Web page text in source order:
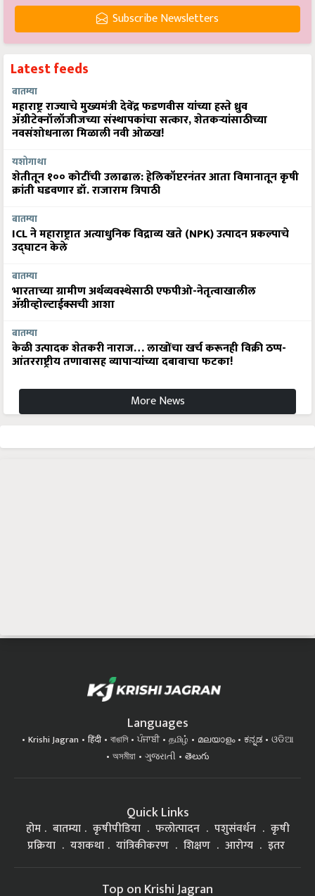
Subscribe Newsletters
Latest feeds
बातम्या
महाराष्ट्र राज्याचे मुख्यमंत्री देवेंद्र फडणवीस यांच्या हस्ते ध्रुव
ॲग्रीटेक्नॉलॉजीजच्या संस्थापकांचा सत्कार, शेतकऱ्यांसाठीच्या
नवसंशोधनाला मिळाली नवी ओळख!
यशोगाथा
शेतीतून १०० कोटींची उलाढाल: हेलिकॉप्टरनंतर आता विमानातून कृषी
क्रांती घडवणार डॉ. राजाराम त्रिपाठी
बातम्या
ICL ने महाराष्ट्रात अत्याधुनिक विद्राव्य खते (NPK) उत्पादन प्रकल्पाचे
उद्घाटन केले
बातम्या
भारताच्या ग्रामीण अर्थव्यवस्थेसाठी एफपीओ-नेतृत्वाखालील
अ‍ॅग्रीव्होल्टाईक्सची आशा
बातम्या
केळी उत्पादक शेतकरी नाराज… लाखोंचा खर्च करूनही विक्री ठप्प-
आंतरराष्ट्रीय तणावासह व्यापाऱ्यांच्या दबावाचा फटका!
More News
Languages
Krishi Jagran हिंदी বাঙালি ਪੰਜਾਬੀ தமிழ் മലയാളം ಕನ್ನಡ
ଓଡିଆ
অসমীয়া
ગુજરાતી తెలుగు
Quick Links
होम बातम्या कृषीपीडिया फलोत्पादन पशुसंवर्धन
कृषी
प्रक्रिया
यशकथा यांत्रिकीकरण शिक्षण आरोग्य इतर
Top on Krishi Jagran